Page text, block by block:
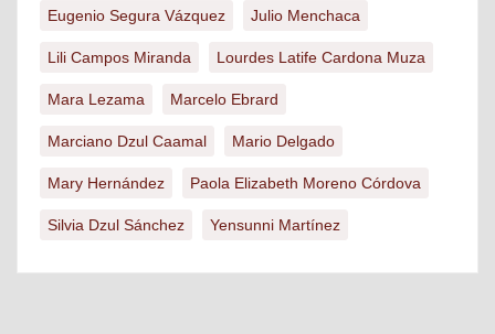
Eugenio Segura Vázquez Julio Menchaca
Lili Campos Miranda Lourdes Latife Cardona Muza
Mara Lezama Marcelo Ebrard
Marciano Dzul Caamal Mario Delgado
Mary Hernández Paola Elizabeth Moreno Córdova
Silvia Dzul Sánchez Yensunni Martínez